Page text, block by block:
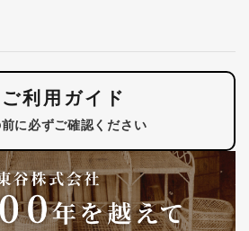
ご利用ガイド
に必ずご確認ください